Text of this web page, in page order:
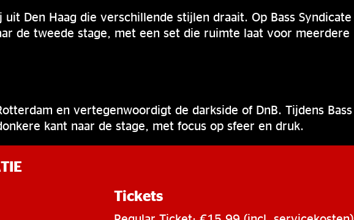
Den Haag die verschillende stijlen draait. Op Bass Syndicate
de tweede stage, met een set die ruimte laat voor meerdere
en vertegenwoordigt de darkside of DnB. Tijdens Bass
kant naar de stage, met focus op sfeer en druk.
Tickets